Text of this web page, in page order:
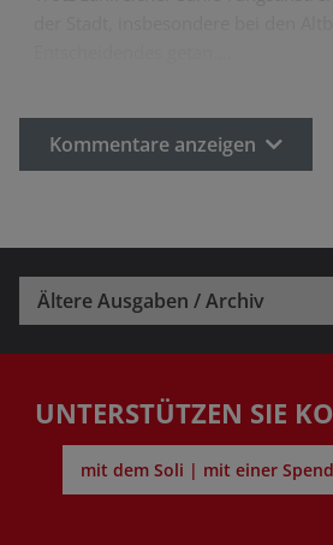
Kommentare anzeigen
Ältere Ausgaben / Archiv
UNTERSTÜTZEN SIE
mit dem Soli | mit einer